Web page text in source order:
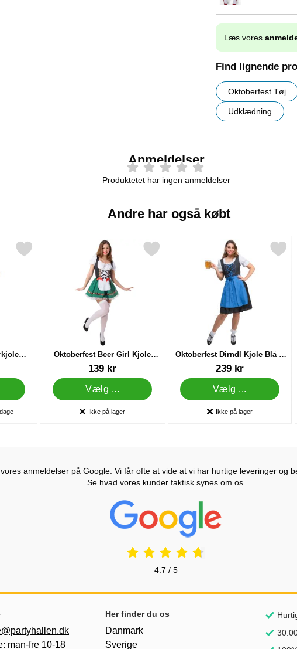
Læs vores
Find lignende
Oktoberfest Tøj
Udklædning
Anmeldelser
Produktetet har ingen anmeldelser
Andre har også købt
lager
Kostume Large som favorit
Oktoberfest Beer Girl Kjole
Large
Varenr 88409139 kr
Vælg ...
Produkttilgængelighed:
Ikke på lager
Markér oktoberfest Beer Girl Kjole Large som favorit
Oktoberfest Dirndl Kjole Blå &
Sort Large
Varenr 88413239 kr
Vælg ...
Produkttilgængelighed:
Ikke på lager
Markér oktoberfest Dirndl Kjole
anmeldelser på Google. Vi får ofte at vide at vi har hurtige leveringer og
Se hvad vores kunder faktisk synes om os.
Prisjakt Anmeldelser: 4.7 Stjerne
4.7 / 5
man-fre 10-18
Her finder du os
Danmark
Sverige